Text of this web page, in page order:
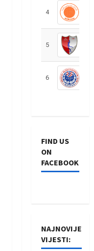
4
5
6
FIND US
ON
FACEBOOK
NAJNOVIJE
VIJESTI: